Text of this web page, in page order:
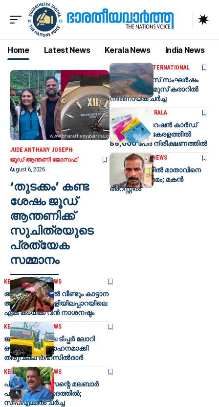
Home Latest News Kerala News India News
JUDE ANTHANY JOSEPH
ജൂഡ് ആന്തണി ജോസഫ്
August 6, 2026
‘തുടക്കം’ കണ്ട
ശേഷം ജൂഡ്
ആന്തണിക്ക്
സുചിത്രയുടെ
പ്രത്യേക
സമ്മാനം
KERALA LATEST NEWS
അതിരപ്പിള്ളിയിൽ വീണ്ടും കാട്ടാന
ആക്രമണം; പുളിയിലപ്പാറയിലെ
ഏക കടയ്ക്ക് വൻ നാശനഷ്ടം
KERALALATEST NEWS
ജപ്തിക്ക് പിന്നാലെ ടിപ്പർ ലോറി
ഔദ്യോഗിക വാഹനമാക്കി
തിരുവല്ല തഹസിൽദാർ
KERALALATEST NEWS
പി.കെ. ജോൺസന്റെ മലബാർ
പരാമർശം വിവാദത്തിൽ;
സിപിഎമ്മിൽ ചർച്ച
LATEST NEWS INTERNATIONAL
ഇറാൻ-യുഎസ് സംഘർഷം
രൂക്ഷം; ഹോർമുസ് കരാറിൽ
നിർണായക ചർച്ച
LATEST NEWS KERALA
മുൻഗണനാ റേഷൻ കാർഡ്
പരിശോധന; കേരളത്തിൽ
86,000 പേർ നിരീക്ഷണത്തിൽ
KERALALATEST NEWS
മാനന്തവാടിയിൽ മാതാവിനെ
വധിക്കാൻ ശ്രമം; മകൻ
അറസ്റ്റിൽ